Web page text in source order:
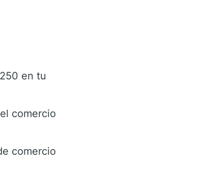
en tu
comercio
comercio